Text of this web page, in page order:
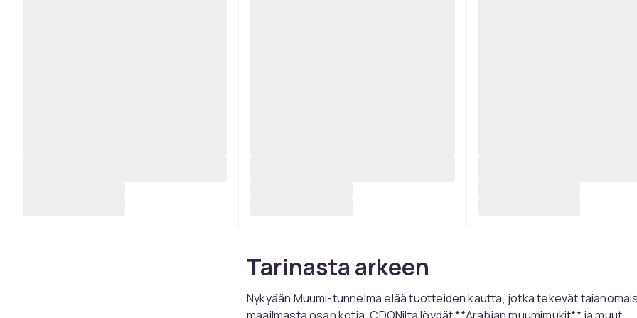
Tarinasta arkeen
Nykyään Muumi-tunnelma elää tuotteiden kautta, jotka tekevät